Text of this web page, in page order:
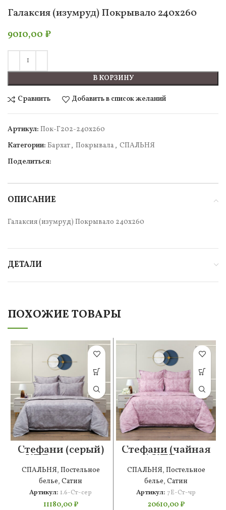
Галаксия (изумруд) Покрывало 240х260
9010,00 ₽
В КОРЗИНУ
Сравнить Добавить в список желаний
Артикул: Пок-Г202-240х260
Категории: Бархат, Покрывала , СПАЛЬНЯ
Поделиться:
ОПИСАНИЕ
Галаксия (изумруд) Покрывало 240х260
ДЕТАЛИ
ПОХОЖИЕ ТОВАРЫ
Стефани (серый)
КПБ сатин 1.6
СПАЛЬНЯ, Постельное
белье, Сатин
Артикул: 1.6-Ст-сер
11180,00₽
Стефани (чайная
роза) КПБ сатин
7Е
СПАЛЬНЯ, Постельное
белье, Сатин
Артикул: 7Е-Ст-чр
20610,00₽